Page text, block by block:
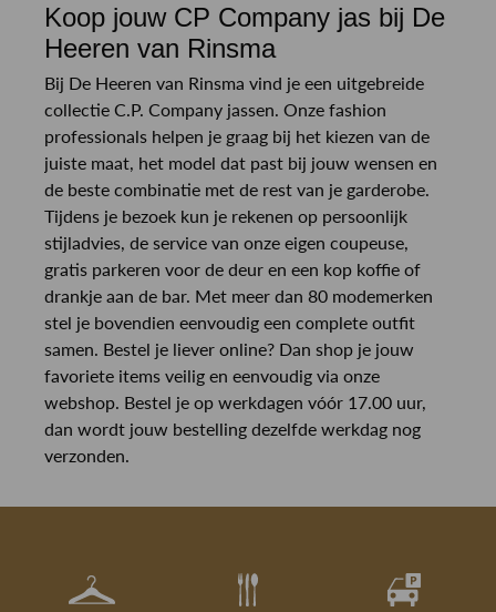
Koop jouw CP Company jas bij De
Heeren van Rinsma
Bij De Heeren van Rinsma vind je een uitgebreide
collectie C.P. Company jassen. Onze fashion
professionals helpen je graag bij het kiezen van de
juiste maat, het model dat past bij jouw wensen en
de beste combinatie met de rest van je garderobe.
Tijdens je bezoek kun je rekenen op persoonlijk
stijladvies, de service van onze eigen coupeuse,
gratis parkeren voor de deur en een kop koffie of
drankje aan de bar. Met meer dan 80 modemerken
stel je bovendien eenvoudig een complete outfit
samen. Bestel je liever online? Dan shop je jouw
favoriete items veilig en eenvoudig via onze
webshop. Bestel je op werkdagen vóór 17.00 uur,
dan wordt jouw bestelling dezelfde werkdag nog
verzonden.